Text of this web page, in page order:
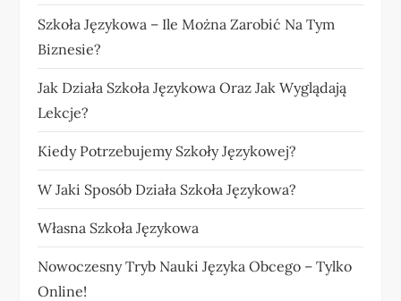
Szkoła Językowa – Ile Można Zarobić Na Tym
Biznesie?
Jak Działa Szkoła Językowa Oraz Jak Wyglądają
Lekcje?
Kiedy Potrzebujemy Szkoły Językowej?
W Jaki Sposób Działa Szkoła Językowa?
Własna Szkoła Językowa
Nowoczesny Tryb Nauki Języka Obcego – Tylko
Online!